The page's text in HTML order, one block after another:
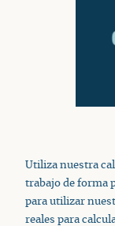
Utiliza nuestra
trabajo de forma
para utilizar
reales para